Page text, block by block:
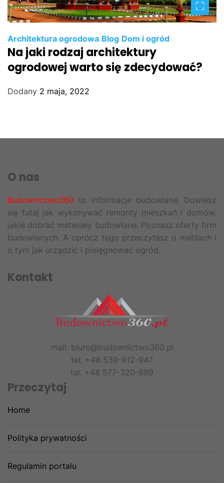
Architektura ogrodowa Blog Dom i ogród
Na jaki rodzaj architektury
ogrodowej warto się zdecydować?
Dodany 2 maja, 2022
O nas
Budownictwo360 to informacje budowlane. Dowiesz
się tutaj jak wykonywać remonty mieszkań i domów,
jakie dobrać materiały budowlane. Poznasz oferty firm
budowlanych. A oprócz tego przeczytasz o meblach i
o tym jak urządzić i pielęgnować ogród.
Kontakt
mail: biuro@budownictwo360.pl
tel. +48 539-912-947
tel. +48 577-320-699
Przeczytaj
Home
Polityka prywatności
Regulamin portalu